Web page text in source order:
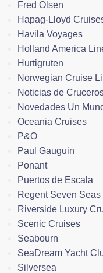
Fred Olsen
Hapag-Lloyd
Havila Voyages
Holland America
Hurtigruten
Norwegian Cruise
Noticias de
Novedades Un
Oceania Cruises
P&O
Paul Gauguin
Ponant
Puertos de Escala
Regent Seven Seas
Riverside Luxury
Scenic Cruises
Seabourn
SeaDream Yacht
Silversea